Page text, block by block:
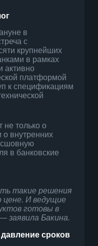
в
с
крупнейших
в рамках
активно
платформой
к спецификациям
не только о
внутренних
в банковские
такие решения
цене. И ведущие
готовы в
заявила Бакина.
сроков